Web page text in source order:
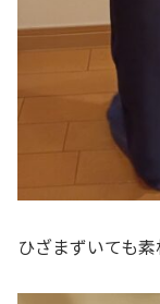
ひざまずいても